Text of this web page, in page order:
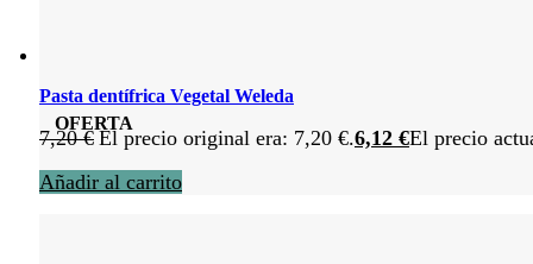
OFERTA
Pasta dentífrica Vegetal Weleda
7,20€ El precio original era: 7,20 €.6,12 €El precio
Añadir al carrito